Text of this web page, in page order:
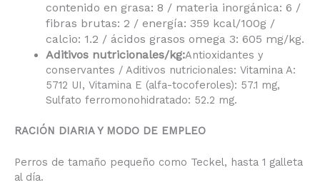
contenido en grasa: 8 / materia inorgánica: 6 /
fibras brutas: 2 / energía: 359 kcal/100g /
calcio: 1.2 / ácidos grasos omega 3: 605 mg/kg.
Aditivos nutricionales/kg:Antioxidantes y
conservantes / Aditivos nutricionales: Vitamina A:
5712 UI, Vitamina E (alfa-tocoferoles): 57.1 mg,
Sulfato ferromonohidratado: 52.2 mg.
RACIÓN DIARIA Y MODO DE EMPLEO
Perros de tamaño pequeño como Teckel, hasta 1 galleta
al día.